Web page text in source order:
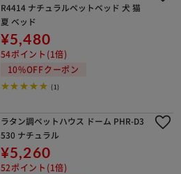
R4414 ナチュラルペットベッド 犬 猫
夏 ベッド
¥5,480
54ポイント(1倍)
10%OFFクーポン
(1)
ラタン調ペットハウス ドーム PHR-D3
530 ナチュラル
¥5,260
52ポイント(1倍)